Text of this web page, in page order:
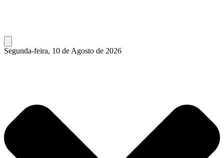
Segunda-feira, 10 de Agosto de 2026